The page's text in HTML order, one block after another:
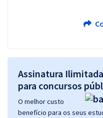
Assinatura
para concursos
O melhor custo
benefício para os seus